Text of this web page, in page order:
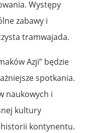
Występy
zabawy i
tramwajada.
Azji” będzie
spotkania.
naukowych i
kultury
kontynentu.